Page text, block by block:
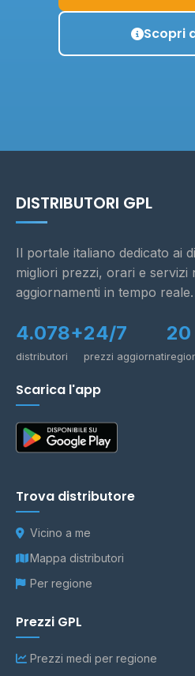
Scopri
DISTRIBUTORI GPL
Il portale italiano dedicato ai
migliori prezzi, orari e servizi
aggiornamenti in tempo reale.
4.078+
distributori
24/7
prezzi aggiornati
20
Scarica l'app
Trova distributore
Vicino a me
Mappa distributori
Per regione
Prezzi GPL
Prezzi medi per regione